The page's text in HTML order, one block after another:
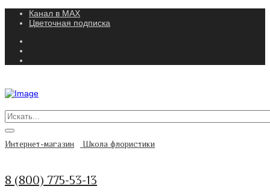
Канал в MAX
Цветочная подписка
Интернет-магазин Школа флористики
8 (800) 775-53-13